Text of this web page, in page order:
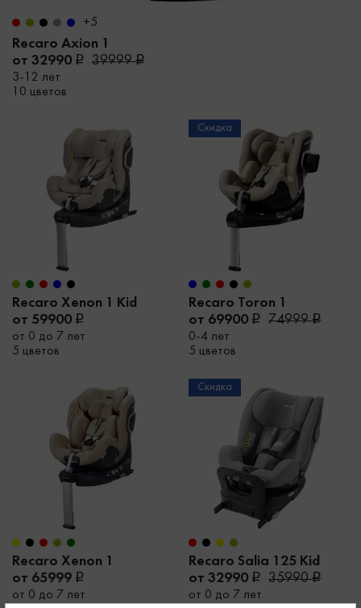
+5
Recaro Axion 1
от 32990
39999
3-12 лет
10 цветов
Recaro Xenon 1 Kid
от 59900
от 0 до 7 лет
5 цветов
Recaro Toron 1
от 69900
74999
0-4 лет
5 цветов
Скидка
Recaro Xenon 1
от 65999
от 0 до 7 лет
Recaro Salia 125 Kid
от 32990
35990
от 0 до 7 лет
Скидка